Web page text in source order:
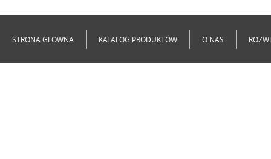
STRONA GLOWNA KATALOG PRODUKTÓW O NAS